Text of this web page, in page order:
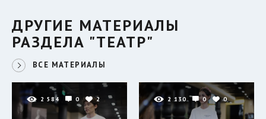
ДРУГИЕ МАТЕРИАЛЫ
РАЗДЕЛА "ТЕАТР"
ВСЕ МАТЕРИАЛЫ
2 584 0 2 2 130 0 0